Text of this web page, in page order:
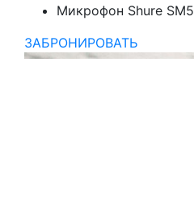
Микрофон Shure
ЗАБРОНИРОВАТЬ